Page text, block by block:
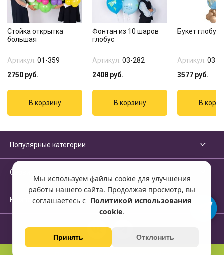
Мы используем файлы cookie для улучшения
работы нашего сайта. Продолжая просмотр, вы
соглашаетесь с Политикой использования
cookie.
Принять Отклонить
Стойка открытка
большая
Артикул: 01-359
2750 руб.
Фонтан из 10 шаров
глобус
Артикул: 03-282
2408 руб.
Букет глобус
Артикул: 03-
3577 руб.
Популярные категории
Сервисы и помощь
Компания